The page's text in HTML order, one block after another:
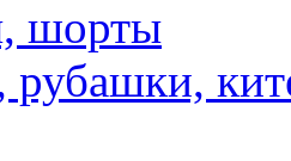
шорты